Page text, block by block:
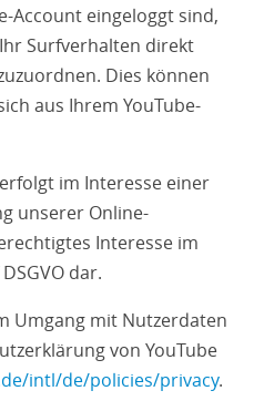
Account eingeloggt sind,
Surfverhalten direkt
Dies können
aus Ihrem YouTube-
im Interesse einer
unserer Online-
Interesse im
dar.
Umgang mit Nutzerdaten
von YouTube
intl/de/policies/privacy.